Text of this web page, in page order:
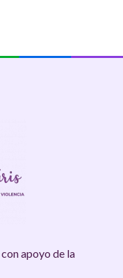
apoyo de la